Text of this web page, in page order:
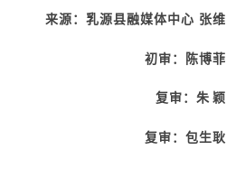
来源：乳源县融媒体中心 张维
初审：陈博菲
复审：朱 颖
复审：包生耿